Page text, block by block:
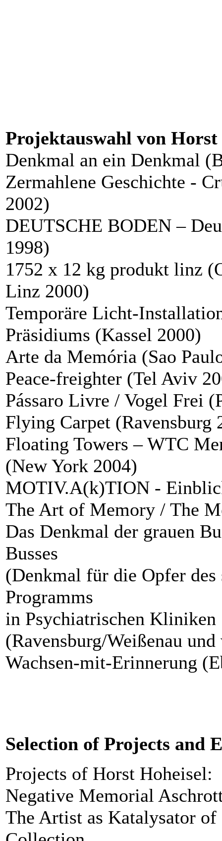
Projektauswahl von
Denkmal an ein Denkmal
Zermahlene Geschichte -
2002)
DEUTSCHE BODEN –
1998)
1752 x 12 kg produkt linz
Linz 2000)
Temporäre Licht-
Präsidiums (Kassel 2000)
Arte da Memória (Sao
Peace-freighter (Tel Aviv
Pássaro Livre / Vogel Frei
Flying Carpet (Ravensburg
Floating Towers – WTC
(New York 2004)
MOTIV.A(k)TION -
The Art of Memory / The
Das Denkmal der grauen
Busses
(Denkmal für die Opfer des
Programms
in Psychiatrischen Kliniken
(Ravensburg/Weißenau
Wachsen-mit-Erinnerung
Selection of Projects and
Projects of Horst Hoheisel:
Negative Memorial
The Artist as Katalysator